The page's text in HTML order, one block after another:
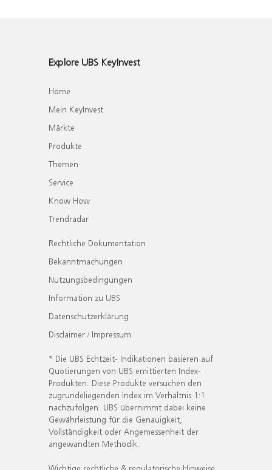
Explore UBS KeyInvest
Home
Mein KeyInvest
Märkte
Produkte
Themen
Service
Know How
Trendradar
Rechtliche Dokumentation
Bekanntmachungen
Nutzungsbedingungen
Information zu UBS
Datenschutzerklärung
Disclaimer / Impressum
* Die UBS Echtzeit- Indikationen basieren auf
Quotierungen von UBS emittierten Index-
Produkten. Diese Produkte versuchen den
zugrundeliegenden Index im Verhältnis 1:1
nachzufolgen. UBS übernimmt dabei keine
Gewährleistung für die Genauigkeit,
Vollständigkeit oder Angemessenheit der
angewandten Methodik.